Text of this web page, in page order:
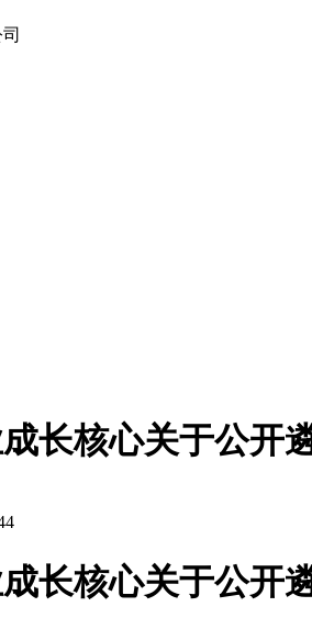
长核心关于公开
长核心关于公开